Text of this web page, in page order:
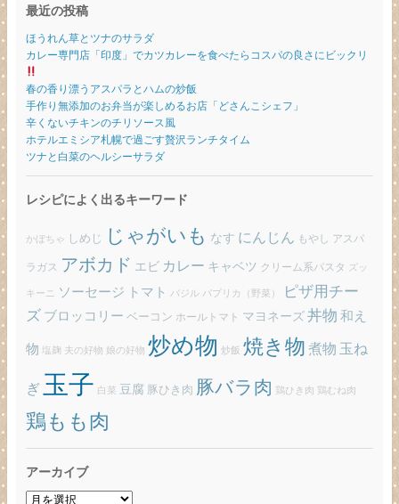
最近の投稿
ほうれん草とツナのサラダ
カレー専門店「印度」でカツカレーを食べたらコスパの良さにビックリ
春の香り漂うアスパラとハムの炒飯
手作り無添加のお弁当が楽しめるお店「どさんこシェフ」
辛くないチキンのチリソース風
ホテルエミシア札幌で過ごす贅沢ランチタイム
ツナと白菜のヘルシーサラダ
レシピによく出るキーワード
かぼちゃ しめじ じゃがいも なす にんじん もやし アスパ
ラガス アボカド エビ カレー キャベツ クリーム系パスタ ズッ
キーニ ソーセージ トマト バジル パプリカ（野菜）
ピザ用チー
ズ ブロッコリー ベーコン ホールトマト マヨネーズ丼物 和え
物 塩麹 夫の好物 娘の好物 炒め物 炒飯 焼き物煮物 玉ね
ぎ玉子 白菜 豆腐 豚ひき肉 豚バラ肉 鶏ひき肉 鶏むね肉
鶏もも肉
アーカイブ
ア